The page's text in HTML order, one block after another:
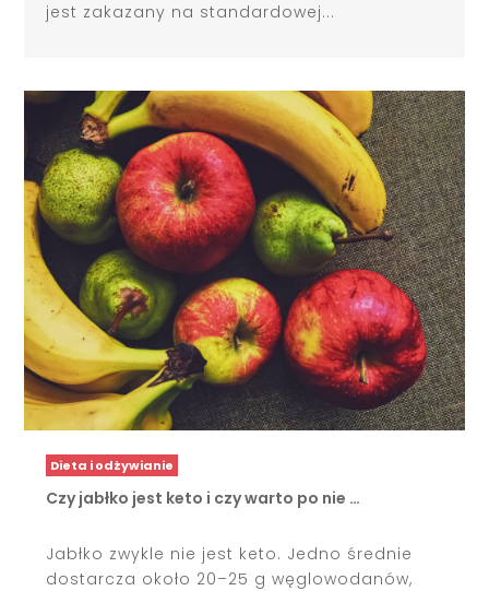
jest zakazany na standardowej...
Dieta i odżywianie
Czy jabłko jest keto i czy warto po nie …
Jabłko zwykle nie jest keto. Jedno średnie
dostarcza około 20–25 g węglowodanów,